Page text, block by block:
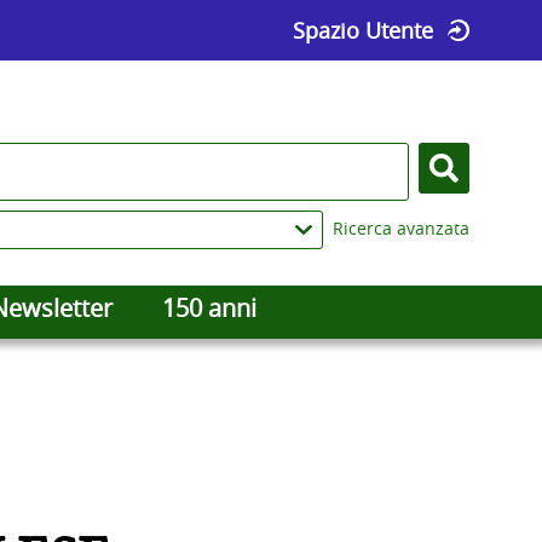
Spazio Utente
Cerca
Ricerca avanzata
150 anni